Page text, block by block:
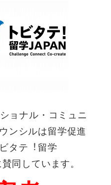
ョナル・コミュニ
ンシルは留学促進
タテ︕留学
同しています。